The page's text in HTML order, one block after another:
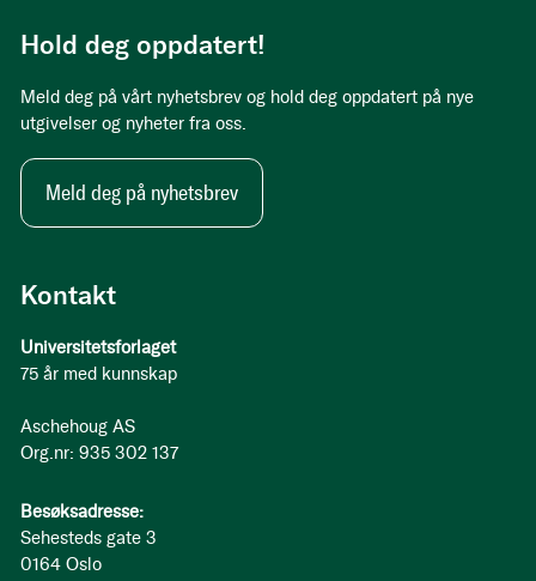
Kontakt
Universitetsforlaget
75 år med kunnskap
Aschehoug AS
Org.nr: 935 302 137
Besøksadresse:
Sehesteds gate 3
0164 Oslo
Hold deg oppdatert!
Meld deg på vårt nyhetsbrev og hold deg oppdatert på nye
utgivelser og nyheter fra oss.
Meld deg på nyhetsbrev